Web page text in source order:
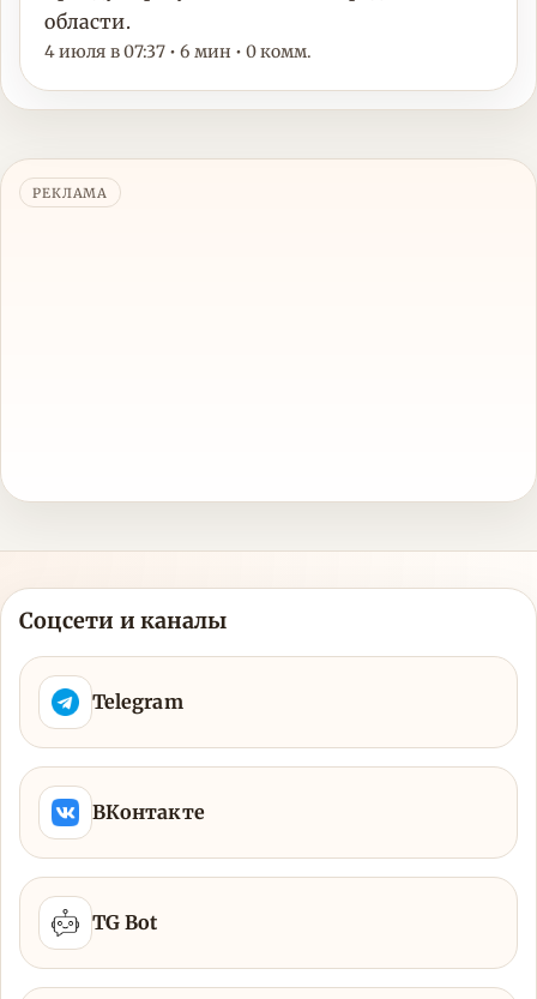
области.
4 июля в 07:37 • 6 мин • 0 комм.
РЕКЛАМА
Соцсети и каналы
Telegram
ВКонтакте
TG Bot